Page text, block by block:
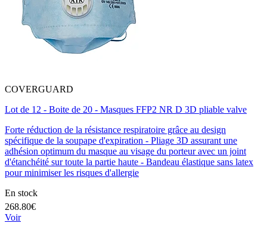
COVERGUARD
Lot de 12 - Boite de 20 - Masques FFP2 NR D 3D pliable valve
Forte réduction de la résistance respiratoire grâce au design
spécifique de la soupape d'expiration - Pliage 3D assurant une
adhésion optimum du masque au visage du porteur avec un joint
d'étanchéité sur toute la partie haute - Bandeau élastique sans latex
pour minimiser les risques d'allergie
En stock
268.80€
Voir